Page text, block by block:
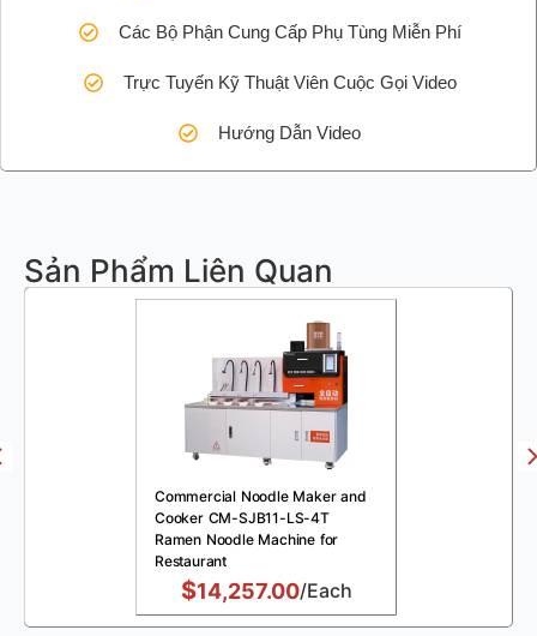
Các Bộ Phận Cung Cấp Phụ Tùng Miễn Phí
Trực Tuyến Kỹ Thuật Viên Cuộc Gọi Video
Hướng Dẫn Video
Sản Phẩm Liên Quan
Commercial Noodle Maker and
Cooker CM-SJB11-LS-4T
Ramen Noodle Machine for
Restaurant
$14,257.00/Each